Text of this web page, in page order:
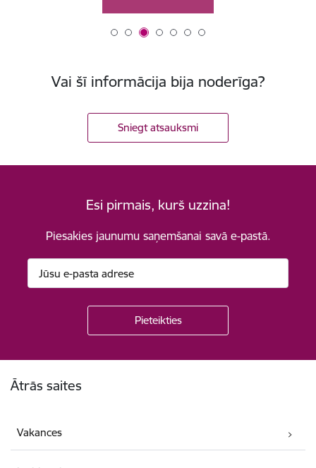
Vai šī informācija bija noderīga?
Sniegt atsauksmi
Esi pirmais, kurš uzzina!
Piesakies jaunumu saņemšanai savā e-pastā.
Ātrās saites
Vakances